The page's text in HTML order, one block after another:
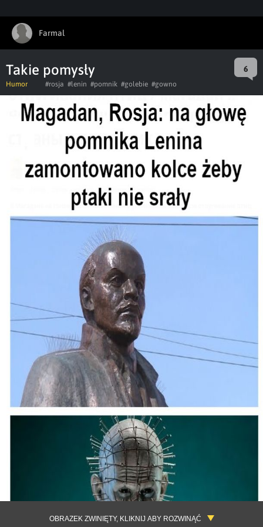
Farmal
Takie pomysły 6
Humor #rosja #lenin #pomnik #golebie #gowno
OBRAZEK ZWINIĘTY, KLIKNIJ ABY ROZWINĄĆ